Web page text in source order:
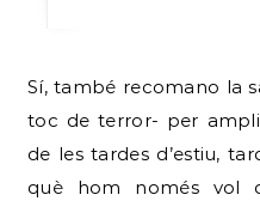
Sí, també recomano la saga de misteri -amb algun
toc de terror- per
de les tardes d’estiu,
què hom només vol